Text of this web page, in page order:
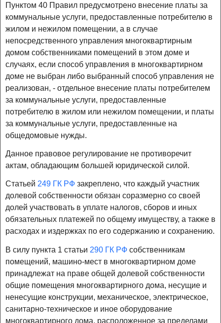
Пунктом 40 Правил предусмотрено внесение платы за
коммунальные услуги, предоставленные потребителю в
жилом и нежилом помещении, а в случае
непосредственного управления многоквартирным
домом собственниками помещений в этом доме и
случаях, если способ управления в многоквартирном
доме не выбран либо выбранный способ управления не
реализован, - отдельное внесение платы потребителем
за коммунальные услуги, предоставленные
потребителю в жилом или нежилом помещении, и платы
за коммунальные услуги, предоставленные на
общедомовые нужды.
Данное правовое регулирование не противоречит
актам, обладающим большей юридической силой.
Статьей 249 ГК РФ закреплено, что каждый участник
долевой собственности обязан соразмерно со своей
долей участвовать в уплате налогов, сборов и иных
обязательных платежей по общему имуществу, а также в
расходах и издержках по его содержанию и сохранению.
В силу пункта 1 статьи 290 ГК РФ собственникам
помещений, машино-мест в многоквартирном доме
принадлежат на праве общей долевой собственности
общие помещения многоквартирного дома, несущие и
ненесущие конструкции, механическое, электрическое,
санитарно-техническое и иное оборудование
многоквартирного дома, расположенное за пределами